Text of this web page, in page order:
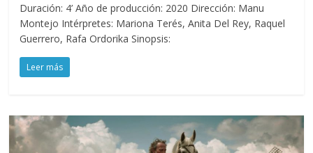
Duración: 4’ Año de producción: 2020 Dirección: Manu
Montejo Intérpretes: Mariona Terés, Anita Del Rey, Raquel
Guerrero, Rafa Ordorika Sinopsis:
Leer más